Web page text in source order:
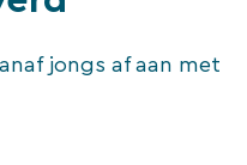
jongs af aan met